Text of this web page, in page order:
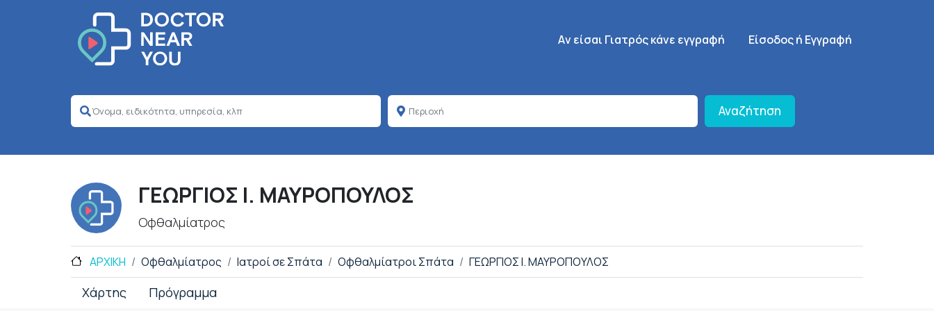
Κεντρική πλοήγηση
Aν είσαι Γιατρός κάνε εγγραφή SignUp Menu
Είσοδος ή Εγγραφή
Αναζήτηση
ΓΕΩΡΓΙΟΣ Ι. ΜΑΥΡΟΠΟΥΛΟΣ
Οφθαλμίατρος
ΑΡΧΙΚΗ Οφθαλμίατρος Ιατροί σε Σπάτα Οφθαλμίατροι Σπάτα ΓΕΩΡΓΙΟΣ Ι. ΜΑΥΡΟΠΟΥΛΟΣ
Χάρτης Πρόγραμμα